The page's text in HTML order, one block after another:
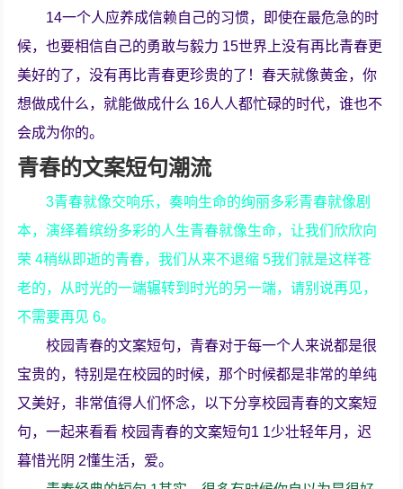
14一个人应养成信赖自己的习惯，即使在最危急的时
候，也要相信自己的勇敢与毅力 15世界上没有再比青春更
美好的了，没有再比青春更珍贵的了！春天就像黄金，你
想做成什么，就能做成什么 16人人都忙碌的时代，谁也不
会成为你的。
青春的文案短句潮流
3青春就像交响乐，奏响生命的绚丽多彩青春就像剧
本，演绎着缤纷多彩的人生青春就像生命，让我们欣欣向
荣 4稍纵即逝的青春，我们从来不退缩 5我们就是这样苍
老的，从时光的一端辗转到时光的另一端，请别说再见，
不需要再见 6。
校园青春的文案短句，青春对于每一个人来说都是很
宝贵的，特别是在校园的时候，那个时候都是非常的单纯
又美好，非常值得人们怀念，以下分享校园青春的文案短
句，一起来看看 校园青春的文案短句1 1少壮轻年月，迟
暮惜光阴 2懂生活，爱。